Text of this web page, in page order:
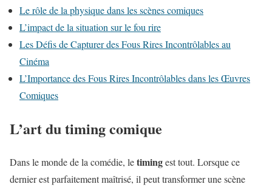
Le rôle de la physique dans les scènes comiques
L’impact de la situation sur le fou rire
Les Défis de Capturer des Fous Rires Incontrôlables au
Cinéma
L’Importance des Fous Rires Incontrôlables dans les Œuvres
Comiques
L’art du timing comique
Dans le monde de la comédie, letimingest tout. Lorsque ce
dernier est parfaitement maîtrisé, il peut transformer une scène